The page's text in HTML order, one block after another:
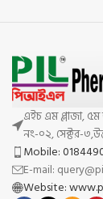
এইচ এম প্লাজা,
নং-০২, সেক্টর-
Mobile:
E-mail:
Website: